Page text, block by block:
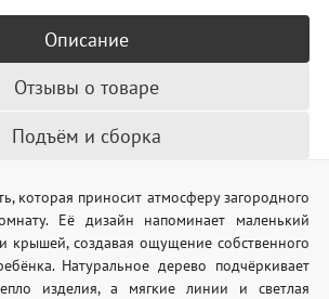
Описание
Отзывы о товаре
Подъём и сборка
которая приносит атмосферу загородного
Её дизайн напоминает маленький
создавая ощущение собственного
Натуральное дерево подчёркивает
изделия, а мягкие линии и светлая